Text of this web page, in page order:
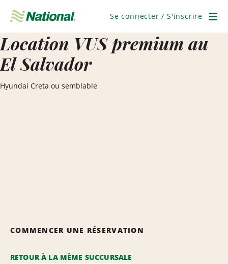
navigation
Se connecter / S'inscrire
Location VUS premium au
El Salvador
Hyundai Creta ou semblable
COMMENCER UNE RÉSERVATION
RETOUR À LA MÊME SUCCURSALE